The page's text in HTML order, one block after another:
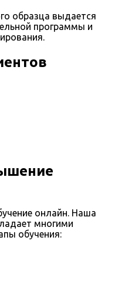
образца выдается
программы и
онлайн. Наша
многими
обучения: